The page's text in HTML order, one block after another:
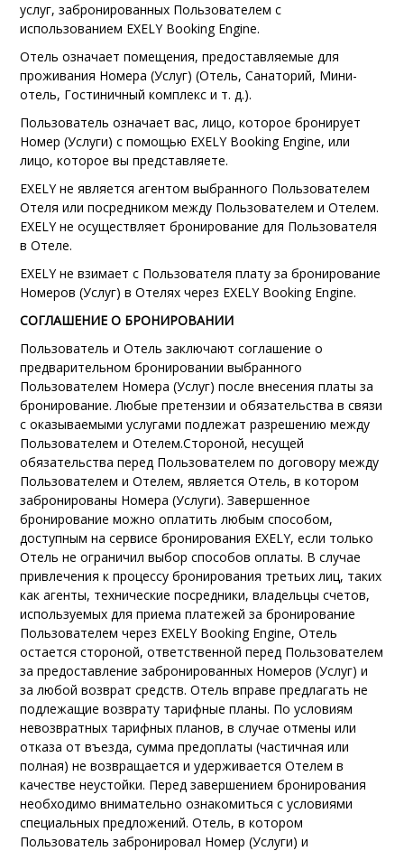
услуг, забронированных Пользователем с
использованием EXELY Booking Engine.
Отель означает помещения, предоставляемые для
проживания Номера (Услуг) (Отель, Санаторий, Мини-
отель, Гостиничный комплекс и т. д.).
Пользователь означает вас, лицо, которое бронирует
Номер (Услуги) с помощью EXELY Booking Engine, или
лицо, которое вы представляете.
EXELY не является агентом выбранного Пользователем
Отеля или посредником между Пользователем и Отелем.
EXELY не осуществляет бронирование для Пользователя
в Отеле.
EXELY не взимает с Пользователя плату за бронирование
Номеров (Услуг) в Отелях через EXELY Booking Engine.
СОГЛАШЕНИЕ О БРОНИРОВАНИИ
Пользователь и Отель заключают соглашение о
предварительном бронировании выбранного
Пользователем Номера (Услуг) после внесения платы за
бронирование. Любые претензии и обязательства в связи
с оказываемыми услугами подлежат разрешению между
Пользователем и Отелем.Стороной, несущей
обязательства перед Пользователем по договору между
Пользователем и Отелем, является Отель, в котором
забронированы Номера (Услуги). Завершенное
бронирование можно оплатить любым способом,
доступным на сервисе бронирования EXELY, если только
Отель не ограничил выбор способов оплаты. В случае
привлечения к процессу бронирования третьих лиц, таких
как агенты, технические посредники, владельцы счетов,
используемых для приема платежей за бронирование
Пользователем через EXELY Booking Engine, Отель
остается стороной, ответственной перед Пользователем
за предоставление забронированных Номеров (Услуг) и
за любой возврат средств. Отель вправе предлагать не
подлежащие возврату тарифные планы. По условиям
невозвратных тарифных планов, в случае отмены или
отказа от въезда, сумма предоплаты (частичная или
полная) не возвращается и удерживается Отелем в
качестве неустойки. Перед завершением бронирования
необходимо внимательно ознакомиться с условиями
специальных предложений.Отель, в котором
Пользователь забронировал Номер (Услуги) и